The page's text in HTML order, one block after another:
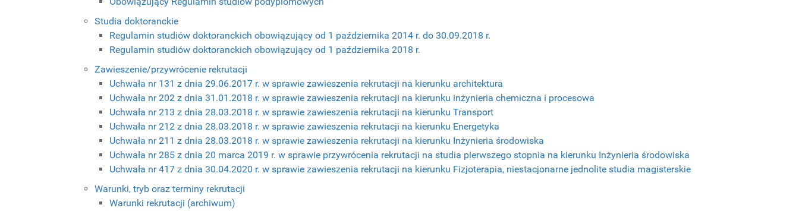
Studia doktoranckie
Regulamin studiów doktoranckich obowiązujący od 1 października 2014 r. do 30.09.2018 r.
Regulamin studiów doktoranckich obowiązujący od 1 października 2018 r.
Zawieszenie/przywrócenie rekrutacji
Uchwała nr 131 z dnia 29.06.2017 r. w sprawie zawieszenia rekrutacji na kierunku architektura
Uchwała nr 202 z dnia 31.01.2018 r. w sprawie zawieszenia rekrutacji na kierunku inżynieria chemiczna i procesowa
Uchwała nr 213 z dnia 28.03.2018 r. w sprawie zawieszenia rekrutacji na kierunku Transport
Uchwała nr 212 z dnia 28.03.2018 r. w sprawie zawieszenia rekrutacji na kierunku Energetyka
Uchwała nr 211 z dnia 28.03.2018 r. w sprawie zawieszenia rekrutacji na kierunku Inżynieria środowiska
Uchwała nr 285 z dnia 20 marca 2019 r. w sprawie przywrócenia rekrutacji na studia pierwszego stopnia na kierunku Inżynieria środowiska
Uchwała nr 417 z dnia 30.04.2020 r. w sprawie zawieszenia rekrutacji na kierunku Fizjoterapia, niestacjonarne jednolite studia magisterskie
Warunki, tryb oraz terminy rekrutacji
Warunki rekrutacji (archiwum)